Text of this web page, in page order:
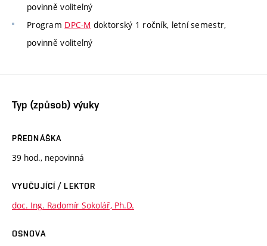
povinně volitelný
Program DPC-M doktorský 1 ročník, letní semestr,
povinně volitelný
Typ (způsob) výuky
PŘEDNÁŠKA
39 hod., nepovinná
VYUČUJÍCÍ / LEKTOR
doc. Ing. Radomír Sokolář, Ph.D.
OSNOVA